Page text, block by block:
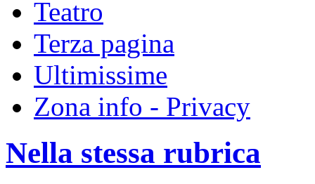
Teatro
Terza pagina
Ultimissime
Zona info - Privacy
Nella stessa rubrica